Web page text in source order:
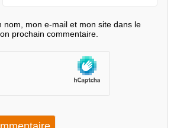
nom, mon e-mail et mon site dans le
prochain commentaire.